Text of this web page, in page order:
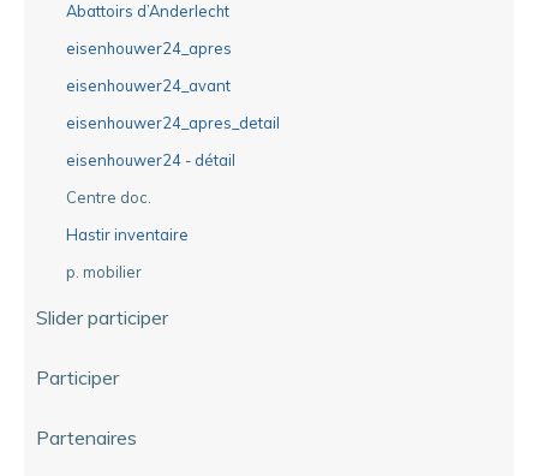
Abattoirs d’Anderlecht
eisenhouwer24_apres
eisenhouwer24_avant
eisenhouwer24_apres_detail
eisenhouwer24 - détail
Centre doc.
Hastir inventaire
p. mobilier
Slider participer
Participer
Partenaires